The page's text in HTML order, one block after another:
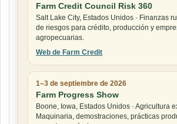
Farm Credit Council Risk 360
Salt Lake City, Estados Unidos · Finanzas
de riesgos para crédito, producción y
agropecuarias.
Web de Farm Credit
1–3 de septiembre de 2026
Farm Progress Show
Boone, Iowa, Estados Unidos · Agricultura
Maquinaria, demostraciones, prácticas